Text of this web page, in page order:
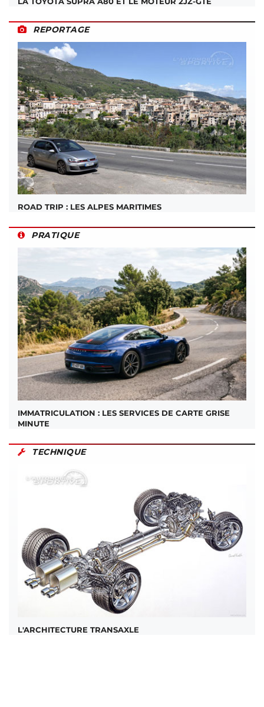
REPORTAGE
ROAD TRIP : LES ALPES MARITIMES
PRATIQUE
IMMATRICULATION : LES SERVICES DE CARTE GRISE
MINUTE
TECHNIQUE
L'ARCHITECTURE TRANSAXLE